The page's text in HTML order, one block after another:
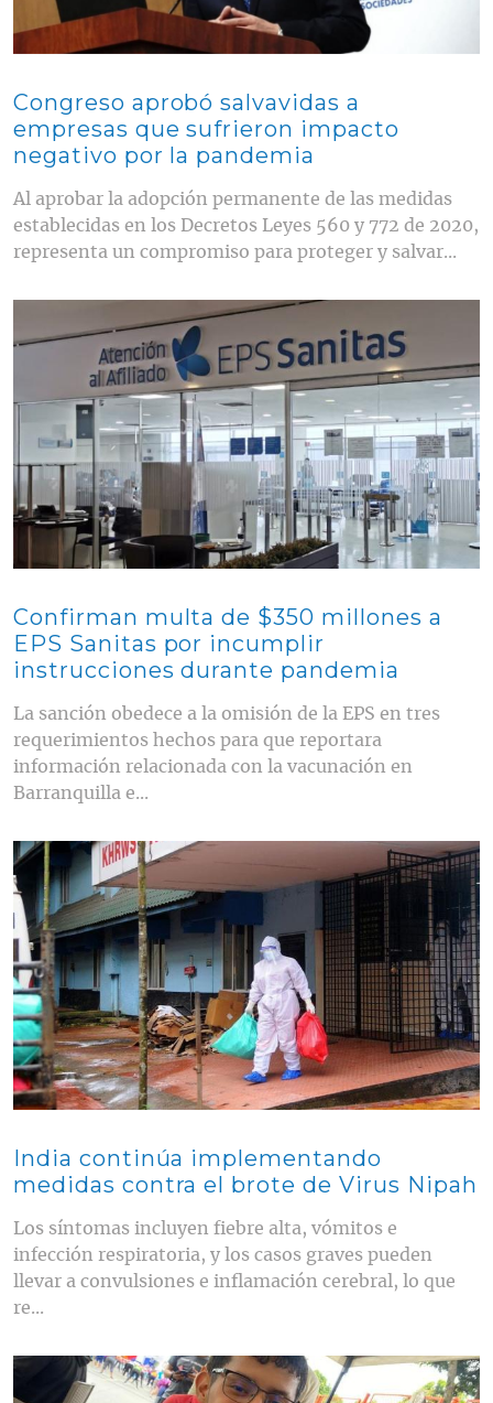
Congreso aprobó salvavidas a
empresas que sufrieron impacto
negativo por la pandemia
Al aprobar la adopción permanente de las medidas
establecidas en los Decretos Leyes 560 y 772 de 2020,
representa un compromiso para proteger y salvar...
Contenido multimedia principal
Confirman multa de $350 millones a
EPS Sanitas por incumplir
instrucciones durante pandemia
La sanción obedece a la omisión de la EPS en tres
requerimientos hechos para que reportara
información relacionada con la vacunación en
Barranquilla e...
Contenido multimedia principal
India continúa implementando
medidas contra el brote de Virus Nipah
Los síntomas incluyen fiebre alta, vómitos e
infección respiratoria, y los casos graves pueden
llevar a convulsiones e inflamación cerebral, lo que
re...
Contenido multimedia principal